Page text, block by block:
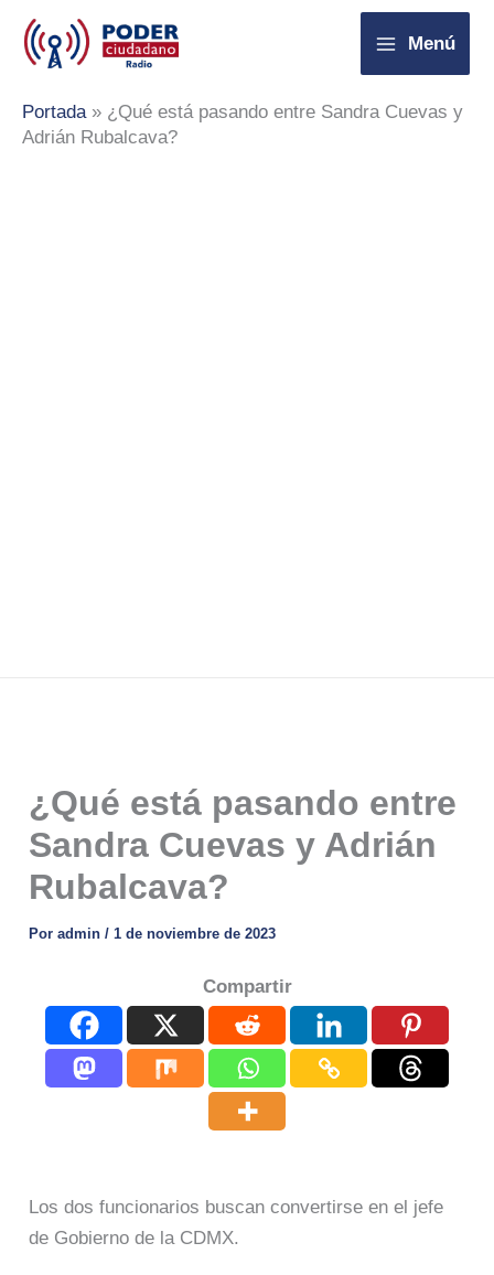
contenido
Menú
Portada» ¿Qué está pasando entre Sandra Cuevas y
Adrián Rubalcava?
¿Qué está pasando entre
Sandra Cuevas y Adrián
Rubalcava?
Poradmin/ 1 de noviembre de 2023
Compartir
Los dos funcionarios buscan convertirse en el jefe
de Gobierno de la CDMX.